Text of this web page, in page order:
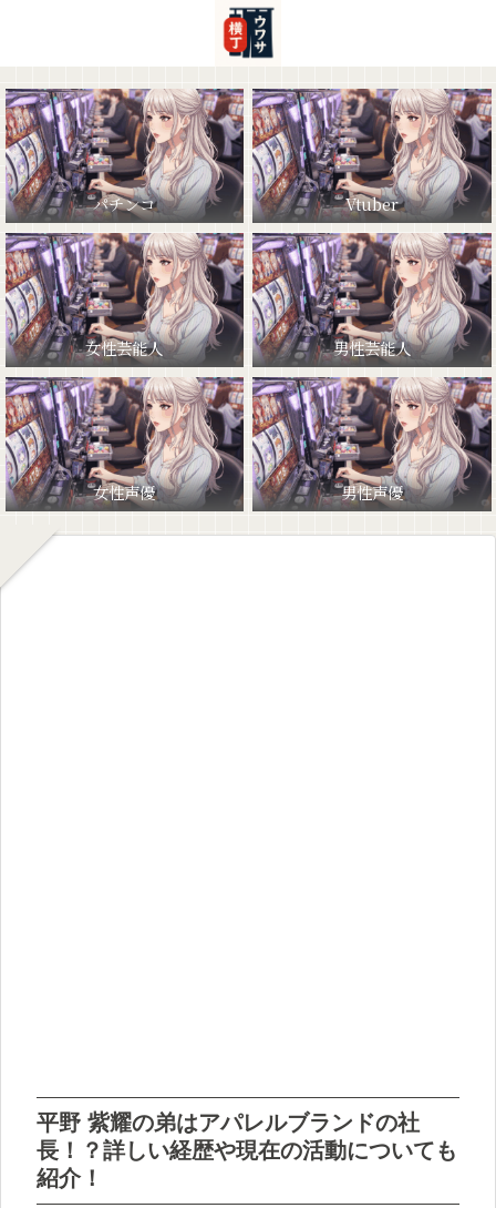
パチンコ Vtuber
女性芸能人 男性芸能人
女性声優 男性声優
平野 紫耀の弟はアパレルブランドの社
長！？詳しい経歴や現在の活動についても
紹介！